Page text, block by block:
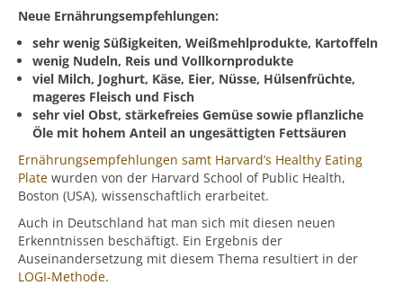
Neue Ernährungsempfehlungen:
sehr wenig Süßigkeiten, Weißmehlprodukte, Kartoffeln
wenig Nudeln, Reis und Vollkornprodukte
viel Milch, Joghurt, Käse, Eier, Nüsse, Hülsenfrüchte,
mageres Fleisch und Fisch
sehr viel Obst, stärkefreies Gemüse sowie pflanzliche
Öle mit hohem Anteil an ungesättigten Fettsäuren
Ernährungsempfehlungen samt Harvard’s Healthy Eating
Plate wurden von der Harvard School of Public Health,
Boston (USA), wissenschaftlich erarbeitet.
Auch in Deutschland hat man sich mit diesen neuen
Erkenntnissen beschäftigt. Ein Ergebnis der
Auseinandersetzung mit diesem Thema resultiert in der
LOGI-Methode.